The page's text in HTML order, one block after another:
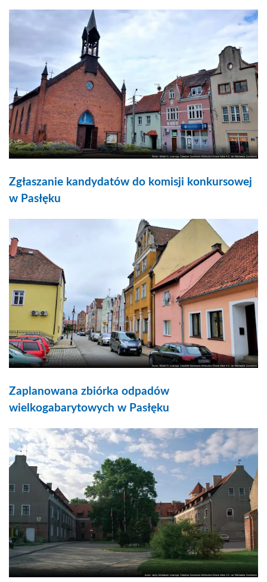
Zgłaszanie kandydatów do komisji konkursowej
w Pasłęku
Zaplanowana zbiórka odpadów
wielkogabarytowych w Pasłęku